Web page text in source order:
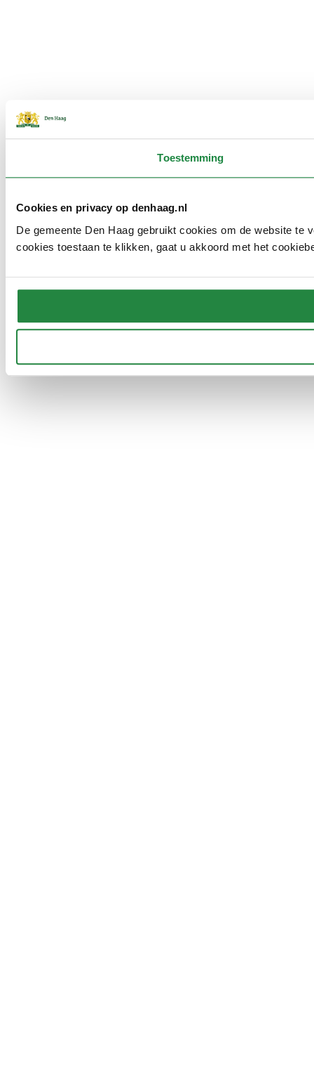
Toestemming
Cookies en privacy op denhaag.nl
De gemeente Den Haag gebruikt cookies om de website te
cookies toestaan te klikken, gaat u akkoord met het